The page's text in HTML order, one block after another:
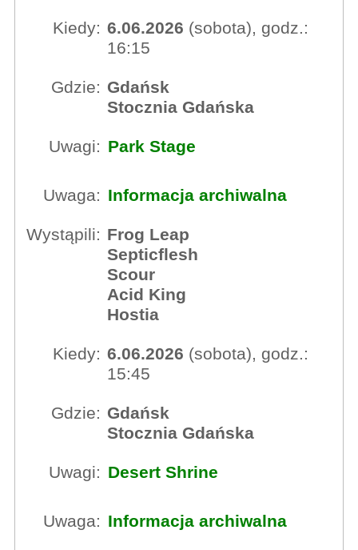
Kiedy: 6.06.2026 (sobota), godz.:
16:15
Gdzie: Gdańsk
Stocznia Gdańska
Uwagi: Park Stage
Uwaga: Informacja archiwalna
Wystąpili: Frog Leap
Septicflesh
Scour
Acid King
Hostia
Kiedy: 6.06.2026 (sobota), godz.:
15:45
Gdzie: Gdańsk
Stocznia Gdańska
Uwagi: Desert Shrine
Uwaga: Informacja archiwalna